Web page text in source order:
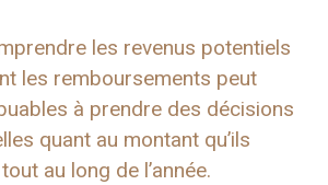
les revenus potentiels
les remboursements peut
à prendre des décisions
quant au montant qu’ils
au long de l’année.